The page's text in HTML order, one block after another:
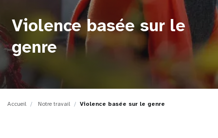
i
o
n
Violence basée sur le
genre
Accueil Notre travail Violence basée sur le genre